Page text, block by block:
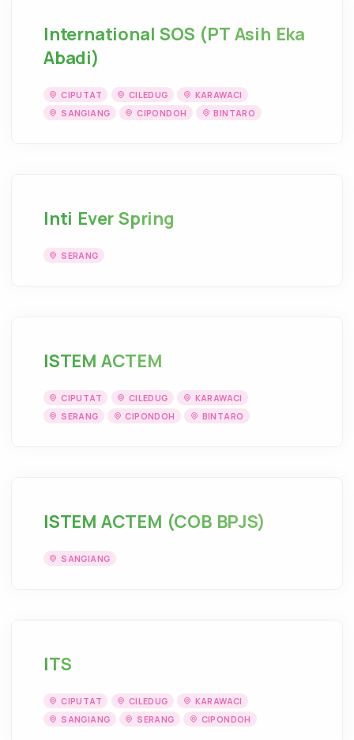
International SOS (PT Asih Eka
Abadi)
CIPUTAT CILEDUG
KARAWACI
SANGIANG
CIPONDOH BINTARO
Inti Ever Spring
SERANG
ISTEM ACTEM
CIPUTAT CILEDUG
KARAWACI
SERANG
CIPONDOH BINTARO
ISTEM ACTEM (COB BPJS)
SANGIANG
ITS
CIPUTAT CILEDUG
KARAWACI
SANGIANG
SERANG CIPONDOH